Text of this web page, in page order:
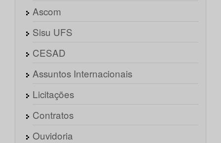
Ascom
Sisu UFS
CESAD
Assuntos Internacionais
Licitações
Contratos
Ouvidoria